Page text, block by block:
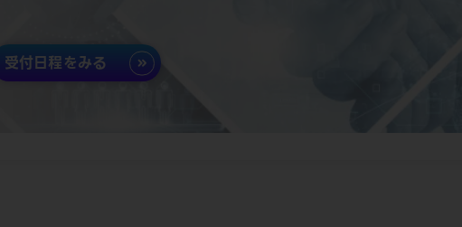
受付日程をみる